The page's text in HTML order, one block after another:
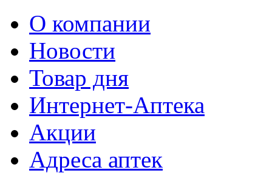
О компании
Новости
Товар дня
Интернет-Аптека
Акции
Адреса аптек